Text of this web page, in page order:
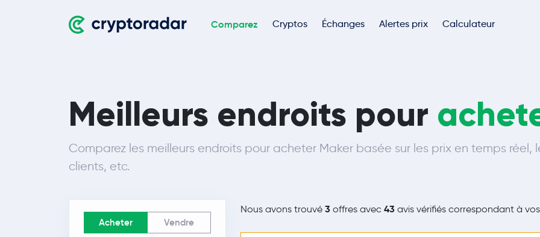
Comparez Cryptos Échanges Alertes prix Calculateur
Meilleurs endroits pour
Comparez les meilleurs endroits pour acheter Maker basée sur les prix en temps réel,
clients, etc.
Acheter Vendre
Nous avons trouvé 3 offres avec 43 avis vérifiés correspondant à